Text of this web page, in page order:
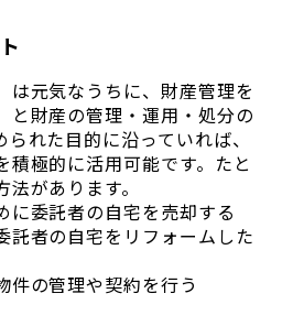
は元気なうちに、財産管理を
と財産の管理・運用・処分の
れた目的に沿っていれば、
極的に活用可能です。たと
があります。
に委託者の自宅を売却する
託者の自宅をリフォームした
件の管理や契約を行う